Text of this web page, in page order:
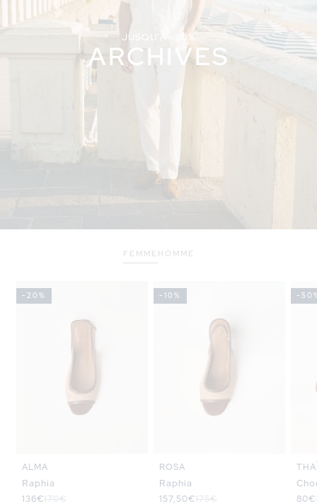
JUSQU'À -50%
ARCHIVES
FEMME HOMME
-20%
ALMA
Raphia
Prix
136€
Prix 170€
-10%
ROSA
Raphia
Prix
157,50€
Prix 175€
-
Prix
80€
Prix